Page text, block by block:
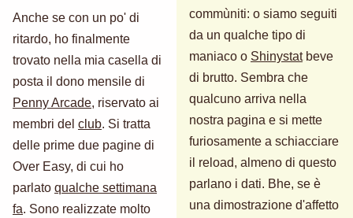
Anche se con un po' di
ritardo, ho finalmente
trovato nella mia casella di
posta il dono mensile di
Penny Arcade, riservato ai
membri del club. Si tratta
delle prime due pagine di
Over Easy, di cui ho
parlato qualche settimana
fa. Sono realizzate molto
commùniti: o siamo seguiti
da un qualche tipo di
maniaco o Shinystatbeve
di brutto. Sembra che
qualcuno arriva nella
nostra pagina e si mette
furiosamente a schiacciare
il reload, almeno di questo
parlano i dati. Bhe, se è
una dimostrazione d'affetto